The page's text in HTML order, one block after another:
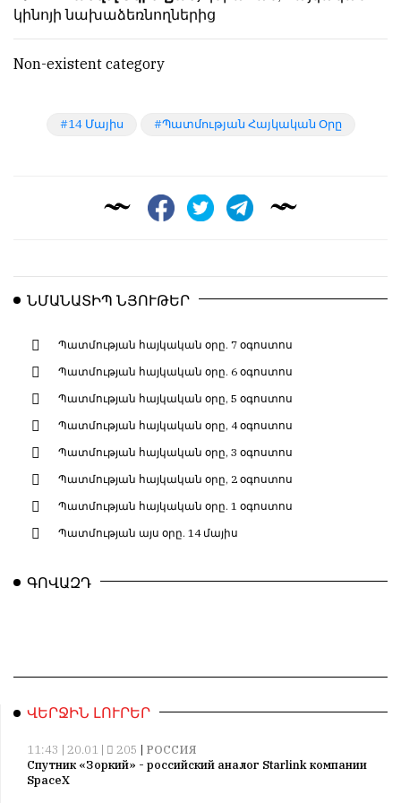
կինոյի նախաձեռնողներից
Non-existent category
14 Մայիս Պատմության Հայկական Օրը
ՆՄԱՆԱՏԻՊ ՆՅՈՒԹԵՐ
Պատմության հայկական օրը. 7 օգոստոս
Պատմության հայկական օրը. 6 օգոստոս
Պատմության հայկական օրը, 5 օգոստոս
Պատմության հայկական օրը, 4 օգոստոս
Պատմության հայկական օրը, 3 օգոստոս
Պատմության հայկական օրը, 2 օգոստոս
Պատմության հայկական օրը. 1 օգոստոս
Պատմության այս օրը. 14 մայիս
ԳՈՎԱԶԴ
ՎԵՐՋԻՆ ԼՈՒՐԵՐ
11:43 | 20.01 | 205 | РОССИЯ
Спутник «Зоркий» - российский аналог Starlink компании
SpaceX